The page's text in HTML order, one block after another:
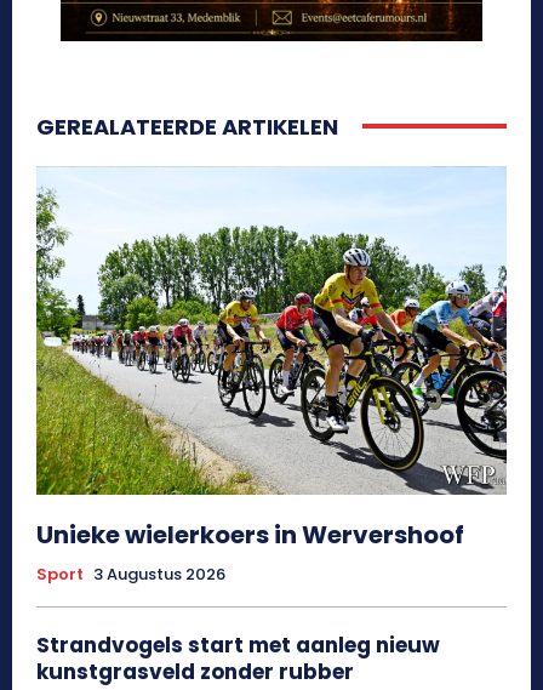
GEREALATEERDE ARTIKELEN
Unieke wielerkoers in Wervershoof
Sport 3 Augustus 2026
Strandvogels start met aanleg nieuw
kunstgrasveld zonder rubber